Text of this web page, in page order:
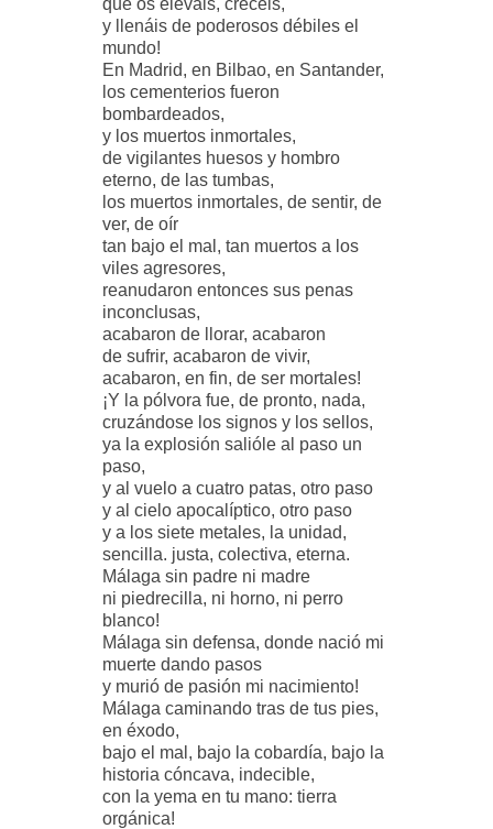
y llenáis de poderosos débiles el
mundo!
En Madrid, en Bilbao, en Santander,
los cementerios fueron
bombardeados,
y los muertos inmortales,
de vigilantes huesos y hombro
eterno, de las tumbas,
los muertos inmortales, de sentir, de
ver, de oír
tan bajo el mal, tan muertos a los
viles agresores,
reanudaron entonces sus penas
inconclusas,
acabaron de llorar, acabaron
de sufrir, acabaron de vivir,
acabaron, en fin, de ser mortales!
¡Y la pólvora fue, de pronto, nada,
cruzándose los signos y los sellos,
ya la explosión salióle al paso un
paso,
y al vuelo a cuatro patas, otro paso
y al cielo apocalíptico, otro paso
y a los siete metales, la unidad,
sencilla. justa, colectiva, eterna.
Málaga sin padre ni madre
ni piedrecilla, ni horno, ni perro
blanco!
Málaga sin defensa, donde nació mi
muerte dando pasos
y murió de pasión mi nacimiento!
Málaga caminando tras de tus pies,
en éxodo,
bajo el mal, bajo la cobardía, bajo la
historia cóncava, indecible,
con la yema en tu mano: tierra
orgánica!